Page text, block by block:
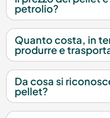
petrolio?
Quanto costa, in
produrre e
Da cosa si
pellet?